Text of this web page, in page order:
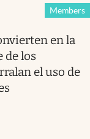
Members
en la
de los
el uso de